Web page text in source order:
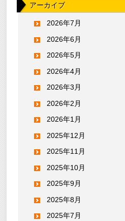
アーカイブ
2026年7月
2026年6月
2026年5月
2026年4月
2026年3月
2026年2月
2026年1月
2025年12月
2025年11月
2025年10月
2025年9月
2025年8月
2025年7月